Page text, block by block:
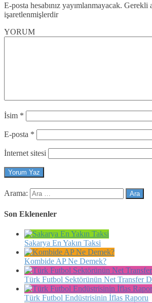
E-posta hesabınız yayımlanmayacak. Gerekli
işaretlenmişlerdir
YORUM
İsim *
E-posta *
İnternet sitesi
Arama:
Son Eklenenler
Sakarya En Yakın Taksi
Kombide AP Ne Demek?
Türk Futbol Sektörünün Net Transfer
Türk Futbol Endüstrisinin İflas Raporu